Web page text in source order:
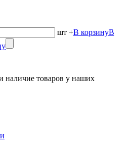
шт +В корзинуВ
наличие товаров у наших